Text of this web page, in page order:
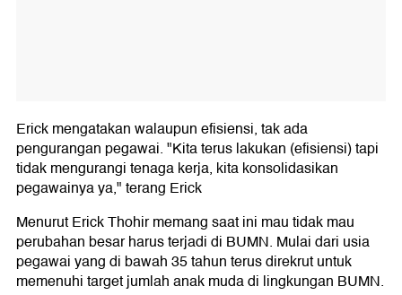
Erick mengatakan walaupun efisiensi, tak ada
pengurangan pegawai. "Kita terus lakukan (efisiensi) tapi
tidak mengurangi tenaga kerja, kita konsolidasikan
pegawainya ya," terang Erick
Menurut Erick Thohir memang saat ini mau tidak mau
perubahan besar harus terjadi di BUMN. Mulai dari usia
pegawai yang di bawah 35 tahun terus direkrut untuk
memenuhi target jumlah anak muda di lingkungan BUMN.